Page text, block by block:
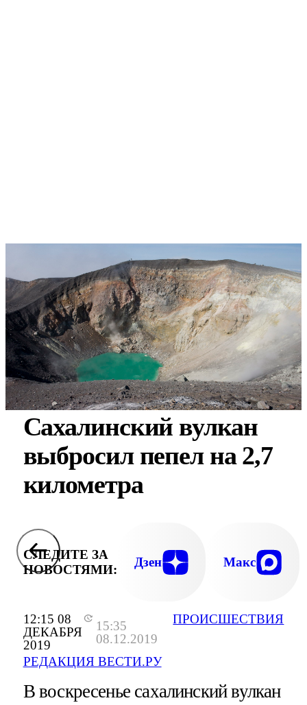
12:15 08
ДЕКАБРЯ
2019
15:35
08.12.2019
РЕДАКЦИЯ ВЕСТИ.РУ
ПРОИСШЕСТВИЯ
Сахалинский вулкан
выбросил пепел на 2,7
километра
СЛЕДИТЕ ЗА
НОВОСТЯМИ:
Дзен Макс
В воскресенье сахалинский вулкан